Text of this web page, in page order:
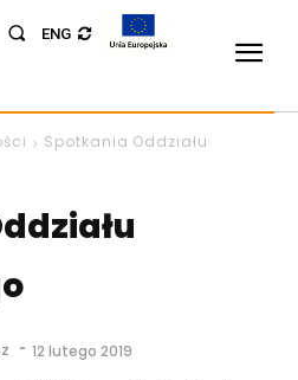
ENG
Spotkania Oddziału
- 12 lutego 2019